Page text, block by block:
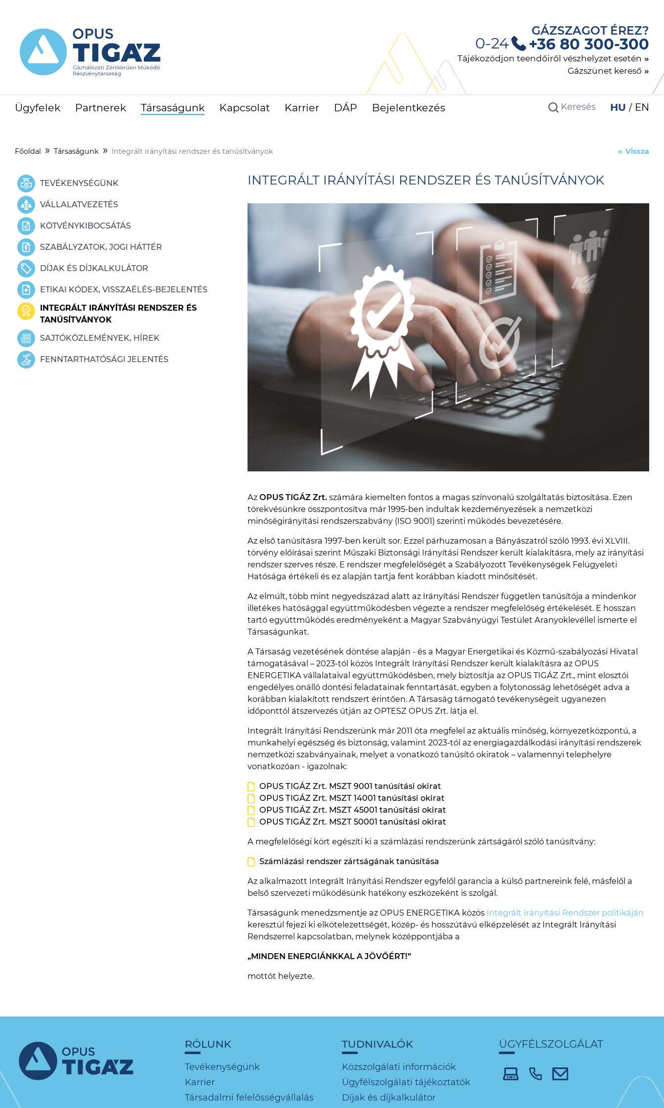
GÁZSZAGOT ÉREZ?
0-24 +36 80 300-300
Tájékozódjon teendőiről vészhelyzet esetén
Gázszünet kereső
Ügyfelek Partnerek Társaságunk Kapcsolat Karrier DÁP Bejelentkezés HU EN
Főoldal Társaságunk Integrált irányítási rendszer és tanúsítványok Vissza
TEVÉKENYSÉGÜNK
VÁLLALATVEZETÉS
KÖTVÉNYKIBOCSÁTÁS
SZABÁLYZATOK, JOGI HÁTTÉR
DÍJAK ÉS DÍJKALKULÁTOR
ETIKAI KÓDEX, VISSZAÉLÉS-BEJELENTÉS
INTEGRÁLT IRÁNYÍTÁSI RENDSZER ÉS
TANÚSÍTVÁNYOK
SAJTÓKÖZLEMÉNYEK, HÍREK
FENNTARTHATÓSÁGI JELENTÉS
INTEGRÁLT IRÁNYÍTÁSI RENDSZER ÉS TANÚSÍTVÁNYOK
Az OPUS TIGÁZ Zrt. számára kiemelten fontos a magas színvonalú szolgáltatás biztosítása. Ezen
törekvésünkre összpontosítva már 1995-ben indultak kezdeményezések a nemzetközi
minőségirányítási rendszerszabvány (ISO 9001) szerinti működés bevezetésére.
Az első tanúsításra 1997-ben került sor. Ezzel párhuzamosan a Bányászatról szóló 1993. évi XLVIII.
törvény előírásai szerint Műszaki Biztonsági Irányítási Rendszer került kialakításra, mely az irányítási
rendszer szerves része. E rendszer megfelelőségét a Szabályozott Tevékenységek Felügyeleti
Hatósága értékeli és ez alapján tartja fent korábban kiadott minősítését.
Az elmúlt, több mint negyedszázad alatt az Irányítási Rendszer független tanúsítója a mindenkor
illetékes hatósággal együttműködésben végezte a rendszer megfelelőség értékelését. E hosszan
tartó együttműködés eredményeként a Magyar Szabványügyi Testület Aranyoklevéllel ismerte el
Társaságunkat.
A Társaság vezetésének döntése alapján - és a Magyar Energetikai és Közmű-szabályozási Hivatal
támogatásával – 2023-tól közös Integrált Irányítási Rendszer került kialakításra az OPUS
ENERGETIKA vállalataival együttműködésben, mely biztosítja az OPUS TIGÁZ Zrt., mint elosztói
engedélyes önálló döntési feladatainak fenntartását, egyben a folytonosság lehetőségét adva a
korábban kialakított rendszert érintően. A Társaság támogató tevékenységeit ugyanezen
időponttól átszervezés útján az OPTESZ OPUS Zrt. látja el.
Integrált Irányítási Rendszerünk már 2011 óta megfelel az aktuális minőség, környezetközpontú, a
munkahelyi egészség és biztonság, valamint 2023-tól az energiagazdálkodási irányítási rendszerek
nemzetközi szabványainak, melyet a vonatkozó tanúsító okiratok – valamennyi telephelyre
vonatkozóan - igazolnak:
OPUS TIGÁZ Zrt. MSZT 9001 tanúsítási okirat
OPUS TIGÁZ Zrt. MSZT 14001 tanúsítási okirat
OPUS TIGÁZ Zrt. MSZT 45001 tanúsítási okirat
OPUS TIGÁZ Zrt. MSZT 50001 tanúsítási okirat
A megfelelőségi kört egészíti ki a számlázási rendszerünk zártságáról szóló tanúsítvány:
Számlázási rendszer zártságának tanúsítása
Az alkalmazott Integrált Irányítási Rendszer egyfelől garancia a külső partnereink felé, másfelől a
belső szervezeti működésünk hatékony eszközeként is szolgál.
Társaságunk menedzsmentje az OPUS ENERGETIKA közös Integrált Irányítási Rendszer politikáján
keresztül fejezi ki elkötelezettségét, közép- és hosszútávú elképzelését az Integrált Irányítási
Rendszerrel kapcsolatban, melynek középpontjába a
„MINDEN ENERGIÁNKKAL A JÖVŐÉRT!”
mottót helyezte.
RÓLUNK
Tevékenységünk
Karrier
Társadalmi felelősségvállalás
TUDNIVALÓK
Közszolgálati információk
Ügyfélszolgálati tájékoztatók
Díjak és díjkalkulátor
ÜGYFÉLSZOLGÁLAT